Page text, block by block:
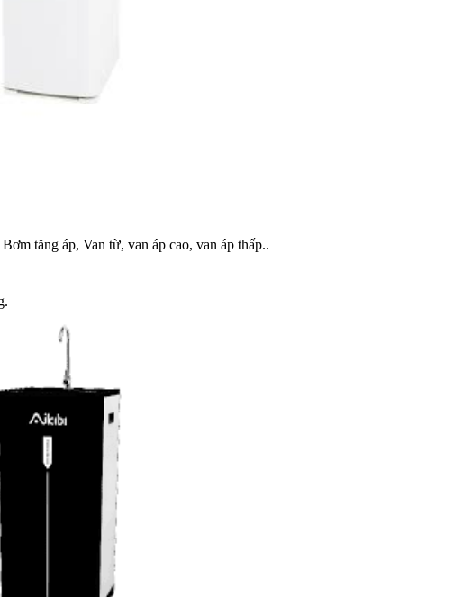
tăng áp, Van từ, van áp cao, van áp thấp..